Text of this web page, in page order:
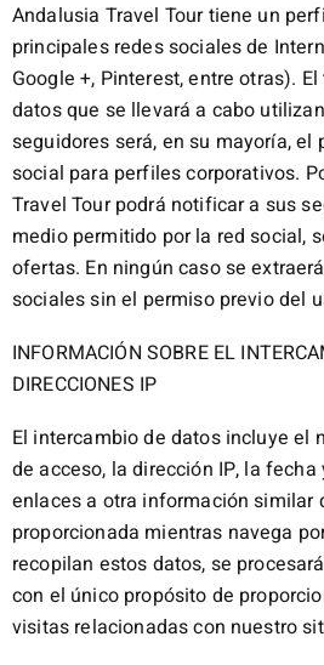
Andalusia Travel Tour tiene un
principales redes sociales de
Google +, Pinterest, entre otras).
datos que se llevará a cabo
seguidores será, en su mayoría, el
social para perfiles corporativos.
Travel Tour podrá notificar a sus
medio permitido por la red social,
ofertas. En ningún caso se
sociales sin el permiso previo del
INFORMACIÓN SOBRE EL
DIRECCIONES IP
El intercambio de datos incluye el
de acceso, la dirección IP, la fecha
enlaces a otra información similar
proporcionada mientras navega
recopilan estos datos, se
con el único propósito de
visitas relacionadas con nuestro